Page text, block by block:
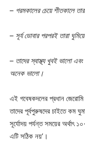
– গরমকালের চেয়ে শীতকালে
– সূর্য ডোবার পরপরই তারা
– তাদের স্বাস্থ্য খুবই ভালো
অনেক ভালো।
এই গবেষকদলের প্রধান
তাদের পূর্বপুরুষদের চাইতে কম
সূর্যোদয় পর্যন্ত সময়ের অর্থাৎ
এটি সঠিক নয়’।